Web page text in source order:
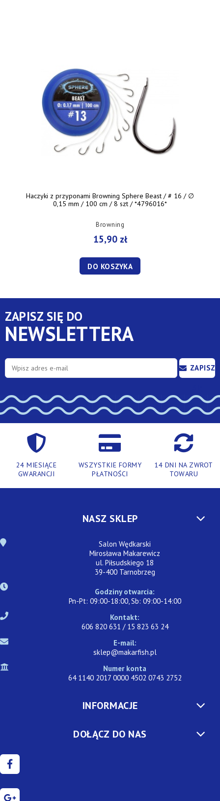
Haczyki z przyponami Browning Sphere Beast / # 16 / ∅
0,15 mm / 100 cm / 8 szt / *4796016*
Browning
15,90 zł
DO KOSZYKA
ZAPISZ SIĘ DO
NEWSLETTERA
ZAPISZ
24 MIESIĄCE
GWARANCJI
WSZYSTKIE FORMY
PŁATNOŚCI
14 DNI NA ZWROT
TOWARU
NASZ SKLEP
Salon Wędkarski
Mirosława Makarewicz
ul. Piłsudskiego 18
39-400 Tarnobrzeg
Godziny otwarcia:
Pn-Pt: 09:00-18:00, Sb: 09:00-14:00
Kontakt:
606 820 631 / 15 823 63 24
E-mail:
sklep@makarfish.pl
Numer konta
64 1140 2017 0000 4502 0743 2752
INFORMACJE
DOŁĄCZ DO NAS